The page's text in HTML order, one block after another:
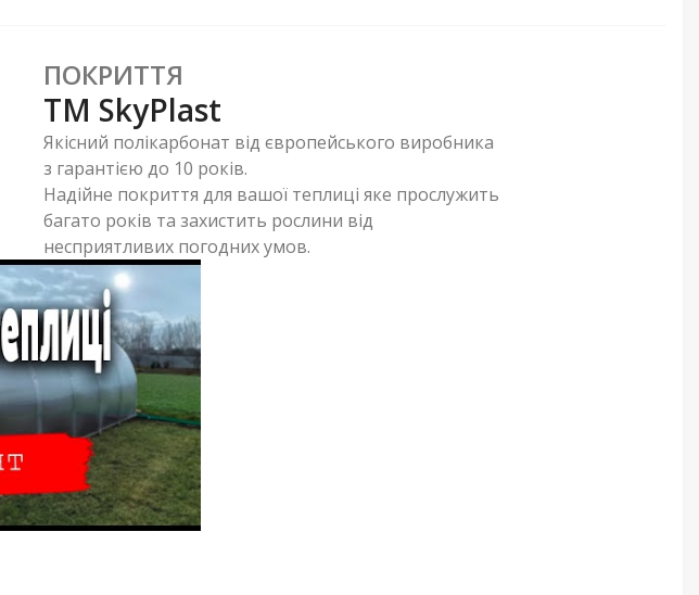
ПОКРИТТЯ
ТМ SkyPlast
Якісний полікарбонат від європейського виробника
з гарантією до 10 років.
Надійне покриття для вашої теплиці яке прослужить
багато років та захистить рослини від
несприятливих погодних умов.